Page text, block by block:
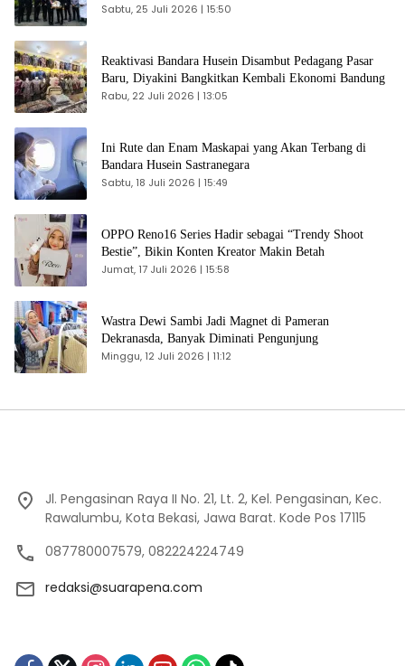
Sabtu, 25 Juli 2026 | 15:50
Reaktivasi Bandara Husein Disambut Pedagang Pasar
Baru, Diyakini Bangkitkan Kembali Ekonomi Bandung
Rabu, 22 Juli 2026 | 13:05
Ini Rute dan Enam Maskapai yang Akan Terbang di
Bandara Husein Sastranegara
Sabtu, 18 Juli 2026 | 15:49
OPPO Reno16 Series Hadir sebagai “Trendy Shoot
Bestie”, Bikin Konten Kreator Makin Betah
Jumat, 17 Juli 2026 | 15:58
Wastra Dewi Sambi Jadi Magnet di Pameran
Dekranasda, Banyak Diminati Pengunjung
Minggu, 12 Juli 2026 | 11:12
Jl. Pengasinan Raya II No. 21, Lt. 2, Kel. Pengasinan, Kec.
Rawalumbu, Kota Bekasi, Jawa Barat. Kode Pos 17115
087780007579, 082224224749
redaksi@suarapena.com